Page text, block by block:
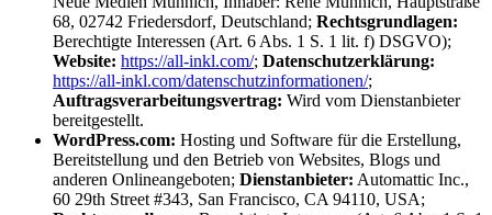
68, 02742 Friedersdorf, Deutschland; Rechtsgrundlagen:
Berechtigte Interessen (Art. 6 Abs. 1 S. 1 lit. f) DSGVO);
Website: https://all-inkl.com/; Datenschutzerklärung:
https://all-inkl.com/datenschutzinformationen/;
Auftragsverarbeitungsvertrag: Wird vom Dienstanbieter
bereitgestellt.
WordPress.com: Hosting und Software für die Erstellung,
Bereitstellung und den Betrieb von Websites, Blogs und
anderen Onlineangeboten; Dienstanbieter: Automattic Inc.,
60 29th Street #343, San Francisco, CA 94110, USA;